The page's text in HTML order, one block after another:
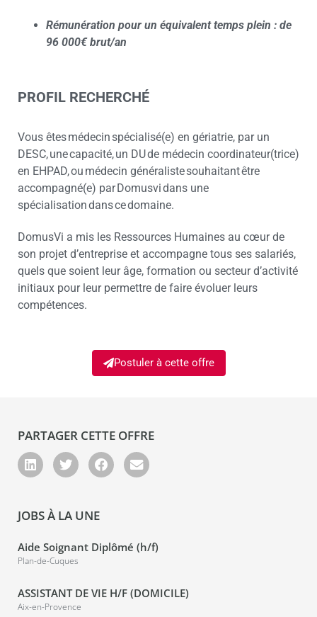
Rémunération pour un équivalent temps plein : de
96 000€ brut/an
PROFIL RECHERCHÉ
Vous êtes médecin spécialisé(e) en gériatrie, par un
DESC, une capacité, un DU de médecin coordinateur(trice)
en EHPAD, ou médecin généraliste souhaitant être
accompagné(e) par Domusvi dans une
spécialisation dans ce domaine.
DomusVi a mis les Ressources Humaines au cœur de
son projet d’entreprise et accompagne tous ses salariés,
quels que soient leur âge, formation ou secteur d’activité
initiaux pour leur permettre de faire évoluer leurs
compétences.
Postuler à cette offre
PARTAGER CETTE OFFRE
JOBS À LA UNE
Aide Soignant Diplômé (h/f)
Plan-de-Cuques
ASSISTANT DE VIE H/F (DOMICILE)
Aix-en-Provence